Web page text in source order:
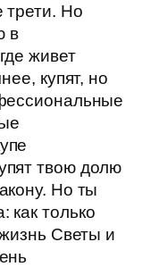
трети. Но
в
живет
купят, но
твою долю
Но ты
только
Светы и